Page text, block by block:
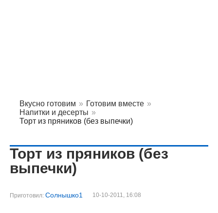
Вкусно готовим » Готовим вместе »
Напитки и десерты »
Торт из пряников (без выпечки)
Торт из пряников (без
выпечки)
Приготовил: Солнышко1 10-10-2011, 16:08